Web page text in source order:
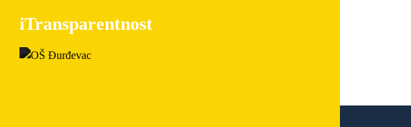
iTransparentnost